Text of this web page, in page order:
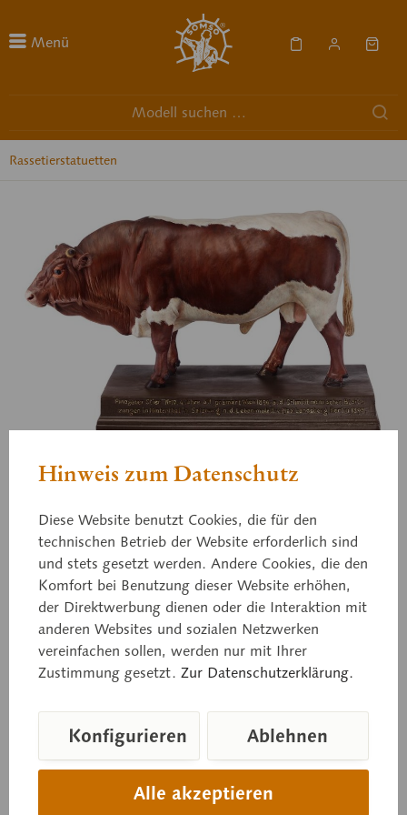
Menü
Rassetierstatuetten
Pinzgauer Stier
Nr. 17, 1/6 der natürlichen Größe. 4 Jahre alt, prämiert in
Wien auf den Schmidtmannschen Besitzungen in
Hinterthal in Saalfelden bei Salzburg. Modelliert von Max
Landsberg, Berlin, 1896. Züchter Dr. P. Schuppli.
Preis auf Anfrage
Lieferzeit auf Anfrage
In den Anfragekorb
Hinweis zum Datenschutz
Diese Website benutzt Cookies, die für den
technischen Betrieb der Website erforderlich sind
und stets gesetzt werden. Andere Cookies, die den
Komfort bei Benutzung dieser Website erhöhen,
der Direktwerbung dienen oder die Interaktion mit
anderen Websites und sozialen Netzwerken
vereinfachen sollen, werden nur mit Ihrer
Zustimmung gesetzt. Zur Datenschutzerklärung.
Alle akzeptieren
Konfigurieren Ablehnen